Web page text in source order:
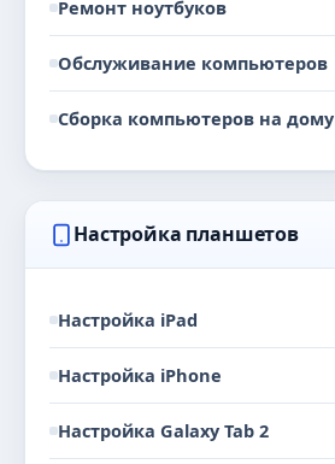
Ремонт ноутбуков
Обслуживание компьютеров
Сборка компьютеров на дому
Настройка планшетов
Настройка iPad
Настройка iPhone
Настройка Galaxy Tab 2